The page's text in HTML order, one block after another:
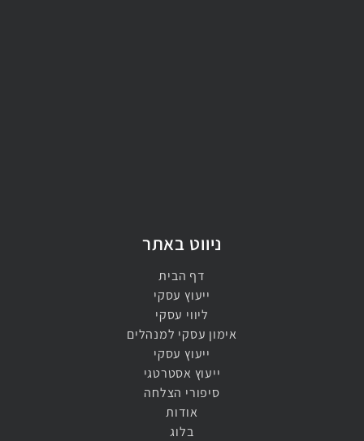
ניווט באתר
דף הבית
ייעוץ עסקי
ליווי עסקי
אימון עסקי למנהלים​
ייעוץ עסקי​
ייעוץ אסטרטגי​
סיפורי הצלחה
אודות
בלוג